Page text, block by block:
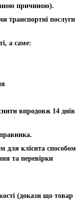
причиною).
транспортні послуги
а саме:
впродовж 14 днів
для клієнта способом
та перевірки
(докази що товар